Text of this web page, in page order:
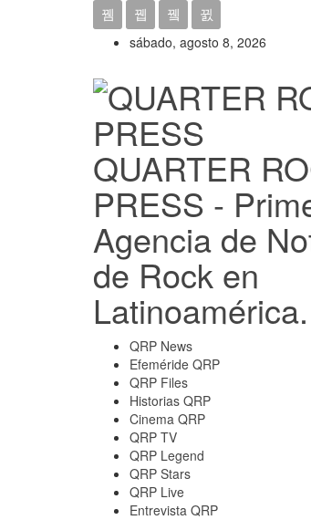
sábado, agosto 8, 2026
QUARTER
PRESS -
Agencia de
de Rock en
Latinoamérica.
QRP News
Efeméride QRP
QRP Files
Historias QRP
Cinema QRP
QRP TV
QRP Legend
QRP Stars
QRP Live
Entrevista QRP